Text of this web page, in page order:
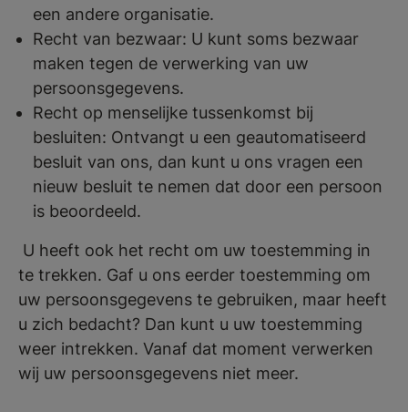
een andere organisatie.
Recht van bezwaar: U kunt soms bezwaar
maken tegen de verwerking van uw
persoonsgegevens.
Recht op menselijke tussenkomst bij
besluiten: Ontvangt u een geautomatiseerd
besluit van ons, dan kunt u ons vragen een
nieuw besluit te nemen dat door een persoon
is beoordeeld.
U heeft ook het recht om uw toestemming in
te trekken. Gaf u ons eerder toestemming om
uw persoonsgegevens te gebruiken, maar heeft
u zich bedacht? Dan kunt u uw toestemming
weer intrekken. Vanaf dat moment verwerken
wij uw persoonsgegevens niet meer.